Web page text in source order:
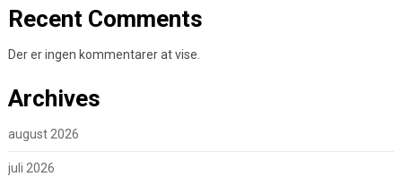
Recent Comments
Der er ingen kommentarer at vise.
Archives
august 2026
juli 2026